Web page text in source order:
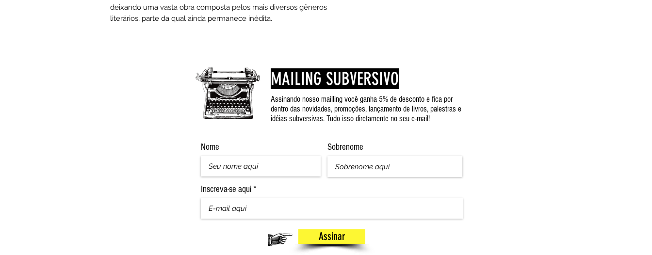
deixando uma vasta obra composta pelos mais diversos gêneros
literários, parte da qual ainda permanece inédita.
MAILING SUBVERSIVO
Assinando nosso mailling você ganha 5% de desconto e fica por
dentro das novidades, promoções, lançamento de livros, palestras e
idéias subversivas. Tudo isso diretamente no seu e-mail!
Nome Sobrenome
Inscreva-se aqui
Assinar